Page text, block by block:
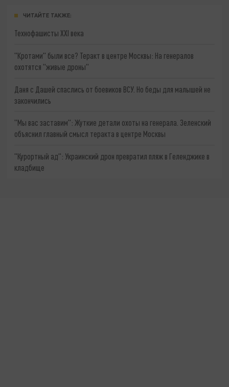
ЧИТАЙТЕ ТАКЖЕ:
Технофашисты XXI века
"Кротами" были все? Теракт в центре Москвы: На генералов
охотятся "живые дроны"
Даня с Дашей спаслись от боевиков ВСУ. Но беды для малышей не
закончились
"Мы вас заставим": Жуткие детали охоты на генерала. Зеленский
объяснил главный смысл теракта в центре Москвы
"Курортный ад": Украинский дрон превратил пляж в Геленджике в
кладбище